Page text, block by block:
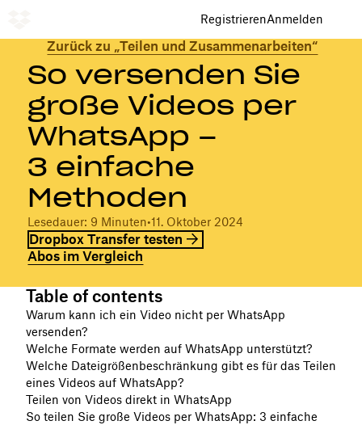
RegistrierenAnmelden
Zurück zu „Teilen und Zusammenarbeiten“
So versenden Sie
große Videos per
WhatsApp –
3 einfache
Methoden
Lesedauer: 9 Minuten•11. Oktober 2024
Dropbox Transfer testen
Abos im Vergleich
Table of contents
Warum kann ich ein Video nicht per WhatsApp
versenden?
Welche Formate werden auf WhatsApp unterstützt?
Welche Dateigrößenbeschränkung gibt es für das Teilen
eines Videos auf WhatsApp?
Teilen von Videos direkt in WhatsApp
So teilen Sie große Videos per WhatsApp: 3 einfache